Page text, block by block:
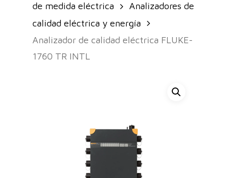
de medida eléctrica
Analizadores de
calidad eléctrica y energía
Analizador de calidad eléctrica FLUKE-
1760 TR INTL